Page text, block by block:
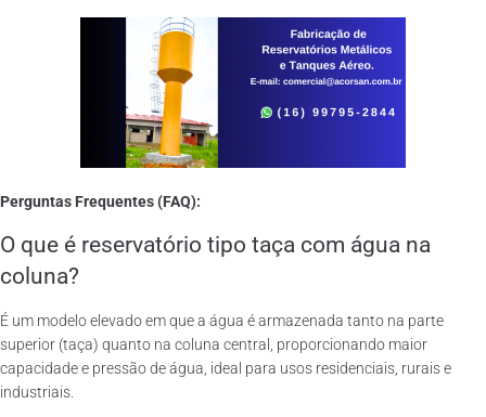
Perguntas Frequentes (FAQ):
O que é reservatório tipo taça com água na
coluna?
É um modelo elevado em que a água é armazenada tanto na parte
superior (taça) quanto na coluna central, proporcionando maior
capacidade e pressão de água, ideal para usos residenciais, rurais e
industriais.